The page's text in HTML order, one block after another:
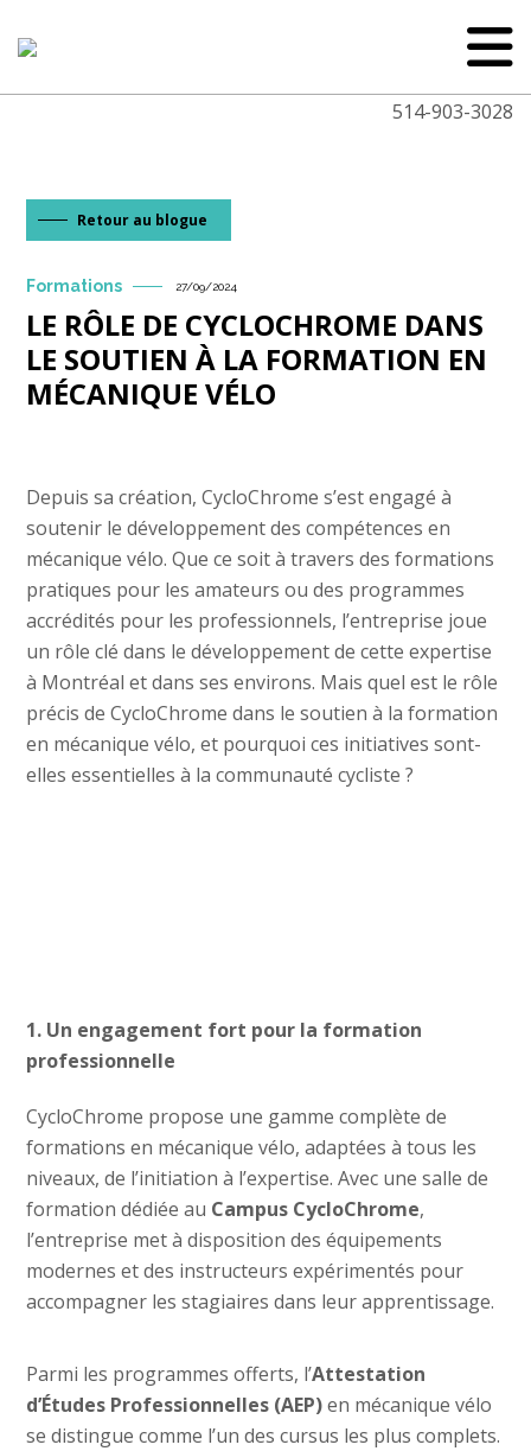
514-903-3028
Formations 27/09/2024
LE RÔLE DE CYCLOCHROME DANS
LE SOUTIEN À LA FORMATION EN
MÉCANIQUE VÉLO
Retour au blogue
Depuis sa création, CycloChrome s’est engagé à
soutenir le développement des compétences en
mécanique vélo. Que ce soit à travers des formations
pratiques pour les amateurs ou des programmes
accrédités pour les professionnels, l’entreprise joue
un rôle clé dans le développement de cette expertise
à Montréal et dans ses environs. Mais quel est le rôle
précis de CycloChrome dans le soutien à la formation
en mécanique vélo, et pourquoi ces initiatives sont-
elles essentielles à la communauté cycliste ?
1. Un engagement fort pour la formation
professionnelle
CycloChrome propose une gamme complète de
formations en mécanique vélo, adaptées à tous les
niveaux, de l’initiation à l’expertise. Avec une salle de
formation dédiée au Campus CycloChrome,
l’entreprise met à disposition des équipements
modernes et des instructeurs expérimentés pour
accompagner les stagiaires dans leur apprentissage.
Parmi les programmes offerts, l’Attestation
d’Études Professionnelles (AEP)en mécanique vélo
se distingue comme l’un des cursus les plus complets.